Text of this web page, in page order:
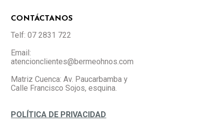
CONTÁCTANOS
Telf: 07 2831 722
Email:
atencionclientes@bermeohnos.com
Matriz Cuenca: Av. Paucarbamba y
Calle Francisco Sojos, esquina.
POLÍTICA DE PRIVACIDAD